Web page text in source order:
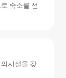
숙소를 선
시설을 갖